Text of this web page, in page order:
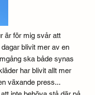
är för mig svår att
blivit mer av en
ska både synas
har blivit allt mer
växande press...